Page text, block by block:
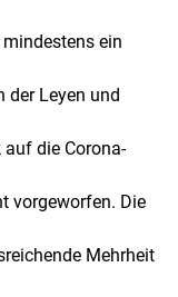
ein
der Leyen und
die Corona-
vorgeworfen. Die
Mehrheit